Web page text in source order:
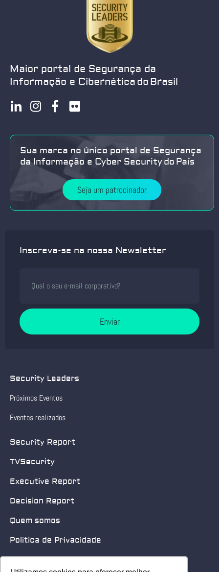
Maior portal de Segurança da
Informação e Cibernética do Brasil
Sua marca no único portal de Segurança
da Informação e Cyber Security do País
Seja um patrocinador
Inscreva-se na nossa Newsletter
Enviar
Security Leaders
Próximos Eventos
Eventos realizados
Security Report
TVSecurity
Executive Report
Decision Report
Quem somos
Política de Privacidade
Quero patrocinar